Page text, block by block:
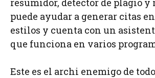
puede ayudar a generar citas
estilos y cuenta con un
que funciona en varios
Este es el archi enemigo de